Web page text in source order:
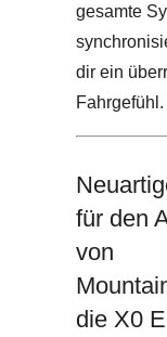
gesamte
dir ein
Fahrgefühl.
für den
von
die X0